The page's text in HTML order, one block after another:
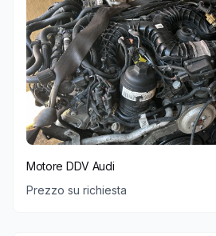
Motore DDV Audi
Prezzo su richiesta